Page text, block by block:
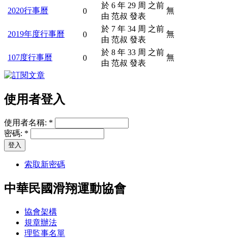
2020行事曆 0
於 6 年 29 周 之前
由 范叔 發表
無
2019年度行事曆 0
於 7 年 34 周 之前
由 范叔 發表
無
107度行事曆 0
於 8 年 33 周 之前
由 范叔 發表
無
使用者登入
使用者名稱: *
密碼: *
索取新密碼
中華民國滑翔運動協會
協會架構
規章辦法
理監事名單